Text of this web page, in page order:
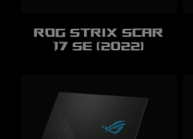
ROG Strix SCAR
17 SE (2022)